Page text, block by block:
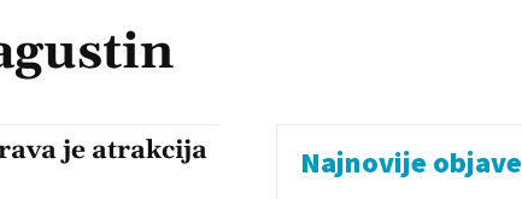
je atrakcija
Najnovije objave